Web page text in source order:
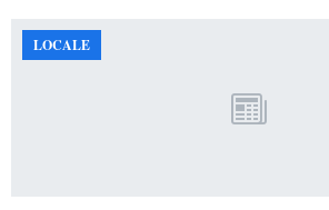
LOCALE